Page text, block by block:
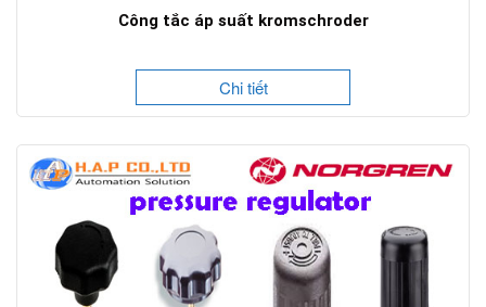
Công tắc áp suất kromschroder
Chi tiết